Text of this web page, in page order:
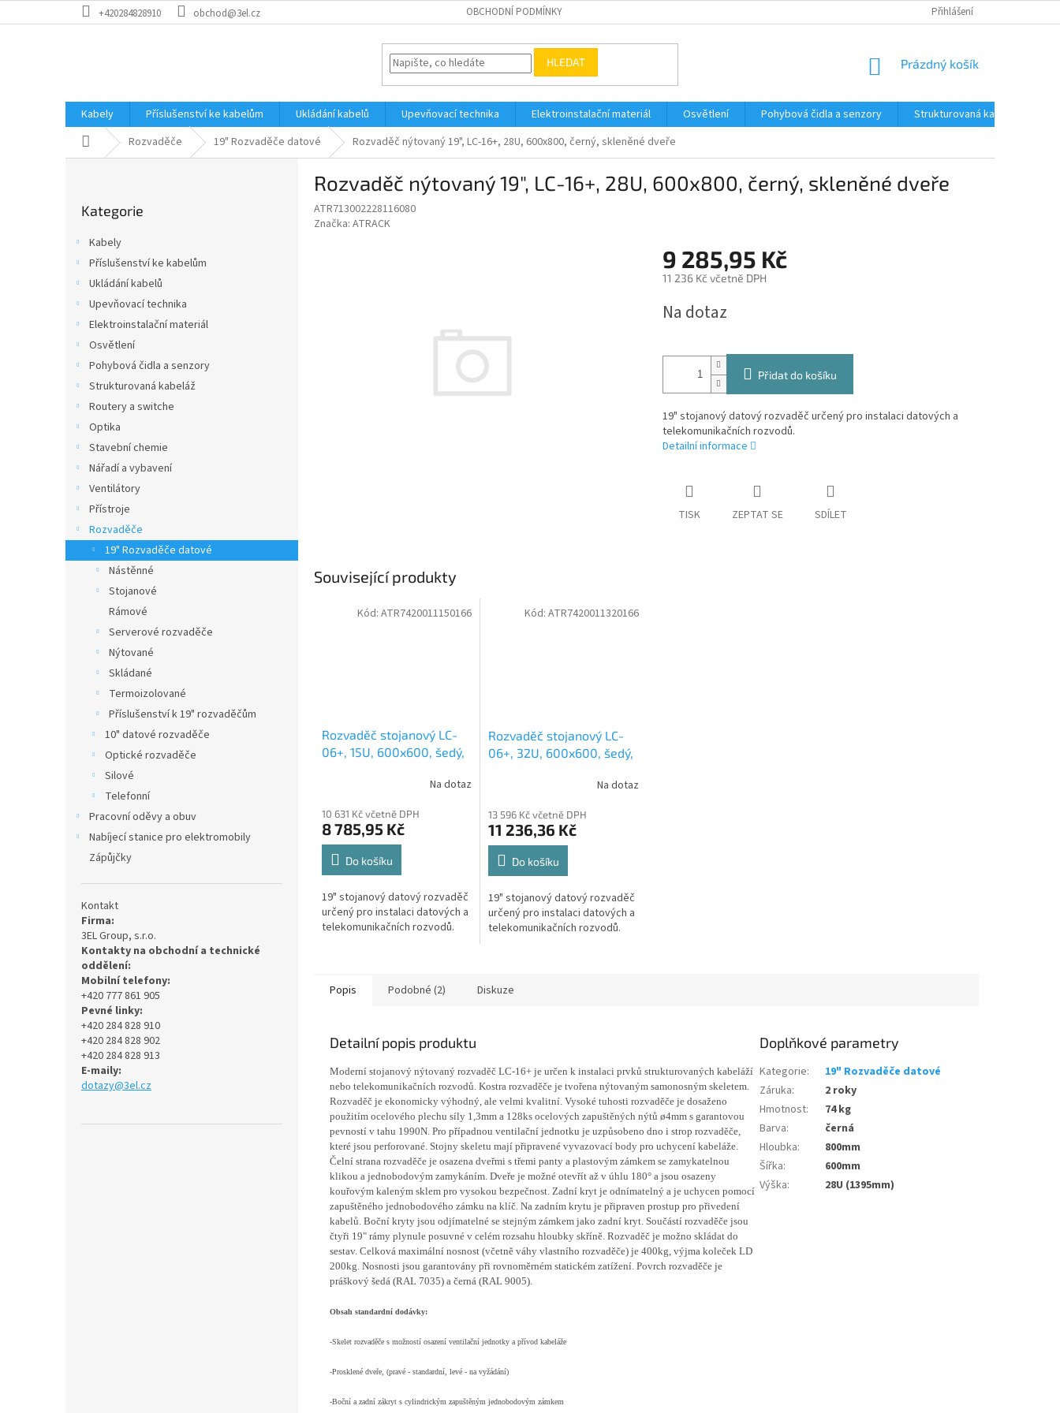
na
+420284828910 obchod@3el.cz OBCHODNÍ PODMÍNKY Přihlášení
HLEDAT
NÁKUPNÍ
Prázdný košík
Kabely Příslušenství ke kabelům Ukládání kabelů Upevňovací technika Elektroinstalační materiál Osvětlení Pohybová čidla a senzory Strukturovaná kabeláž
Domů Rozvaděče 19" Rozvaděče datové Rozvaděč nýtovaný 19", LC-16+, 28U, 600x800, černý, skleněné dveře
kategorie
Kategorie
Kabely
Příslušenství ke kabelům
Ukládání kabelů
Upevňovací technika
Elektroinstalační materiál
Osvětlení
Pohybová čidla a senzory
Strukturovaná kabeláž
Routery a switche
Optika
Stavební chemie
Nářadí a vybavení
Ventilátory
Přístroje
Rozvaděče
19" Rozvaděče datové
Nástěnné
Stojanové
Rámové
Serverové rozvaděče
Nýtované
Skládané
Termoizolované
Příslušenství k 19" rozvaděčům
10" datové rozvaděče
Optické rozvaděče
Silové
Telefonní
Pracovní oděvy a obuv
Nabíjecí stanice pro elektromobily
Zápůjčky
Kontakt
Firma:
3EL Group, s.r.o.
Kontakty na obchodní a technické
oddělení:
Mobilní telefony:
+420 777 861 905
Pevné linky:
+420 284 828 910
+420 284 828 902
+420 284 828 913
E-maily:
dotazy@3el.cz
Rozvaděč nýtovaný 19", LC-16+, 28U, 600x800, černý, skleněné dveře
ATR713002228116080
Značka: ATRACK
9 285,95 Kč
11 236 Kč včetně DPH
cena:
Na dotaz
Přidat do košíku
19" stojanový datový rozvaděč určený pro instalaci datových a
telekomunikačních rozvodů.
Detailní informace
TISK ZEPTAT SE SDÍLET
Související produkty
Rozvaděč stojanový LC-
06+, 15U, 600x600, šedý,
Na dotaz
10 631 Kč včetně DPH
8 785,95 Kč
Do košíku
19" stojanový datový rozvaděč
určený pro instalaci datových a
telekomunikačních rozvodů.
Kód: ATR7420011150166
Rozvaděč stojanový LC-
06+, 32U, 600x600, šedý,
Na dotaz
13 596 Kč včetně DPH
11 236,36 Kč
Do košíku
19" stojanový datový rozvaděč
určený pro instalaci datových a
telekomunikačních rozvodů.
Kód: ATR7420011320166
Popis Podobné (2) Diskuze
Detailní popis produktu
Moderní stojanový nýtovaný rozvaděč LC-16+ je určen k instalaci prvků strukturovaných kabeláží
nebo telekomunikačních rozvodů. Kostra rozvaděče je tvořena nýtovaným samonosným skeletem.
Rozvaděč je ekonomicky výhodný, ale velmi kvalitní. Vysoké tuhosti rozvaděče je dosaženo
použitím ocelového plechu síly 1,3mm a 128ks ocelových zapuštěných nýtů ø4mm s garantovou
pevností v tahu 1990N. Pro případnou ventilační jednotku je uzpůsobeno dno i strop rozvaděče,
které jsou perforované. Stojny skeletu mají připravené vyvazovací body pro uchycení kabeláže.
Čelní strana rozvaděče je osazena dveřmi s třemi panty a plastovým zámkem se zamykatelnou
klikou a jednobodovým zamykáním. Dveře je možné otevřít až v úhlu 180° a jsou osazeny
kouřovým kaleným sklem pro vysokou bezpečnost. Zadní kryt je odnímatelný a je uchycen pomocí
zapuštěného jednobodového zámku na klíč. Na zadním krytu je připraven prostup pro přivedení
kabelů. Boční kryty jsou odjímatelné se stejným zámkem jako zadní kryt. Součástí rozvaděče jsou
čtyři 19" rámy plynule posuvné v celém rozsahu hloubky skříně. Rozvaděč je možno skládat do
sestav. Celková maximální nosnost (včetně váhy vlastního rozvaděče) je 400kg, výjma koleček LD
200kg. Nosnosti jsou garantovány při rovnoměrném statickém zatížení. Povrch rozvaděče je
práškový šedá (RAL 7035) a černá (RAL 9005).
Obsah standardní dodávky:
-Skelet rozvaděče s možností osazení ventilační jednotky a přívod kabeláže
-Prosklené dveře, (pravé - standardní, levé - na vyžádání)
-Boční a zadní zákryt s cylindrickým zapuštěným jednobodovým zámkem
Doplňkové parametry
Kategorie:
19" Rozvaděče datové
Záruka:
2 roky
Hmotnost:
74 kg
Barva:
černá
Hloubka:
800mm
Šířka:
600mm
Výška: 28U (1395mm)